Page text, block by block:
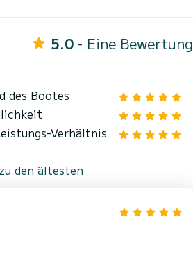
5.0 - Eine Bewertung
des Bootes
Verhältnis
den ältesten